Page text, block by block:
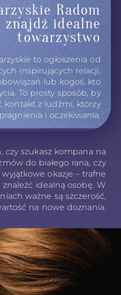
Radom
znajdź idealne
towarzystwo
to ogłoszenia od
inspirujących relacji,
lub kogoś, kto
To prosty sposób, by
kontakt z ludźmi, którzy
i oczekiwania.
czy szukasz kompana na
do białego rana, czy
okazje – trafne
idealną osobę. W
ważne są szczerość,
na nowe doznania.